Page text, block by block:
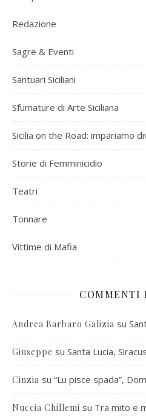
Redazione
Sagre & Eventi
Santuari Siciliani
Sfumature di Arte Siciliana
Sicilia on the Road: impariamo
Storie di Femminicidio
Teatri
Tonnare
Vittime di Mafia
COMMENTI
Andrea Barbaro Galizia su
Giuseppe su Santa Lucia,
Cinzia su “Lu pisce spada”,
Nuccia Chillemi su Tra mito e